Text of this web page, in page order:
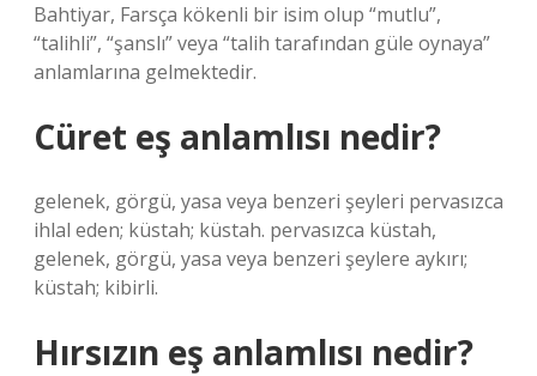
Bahtiyar, Farsça kökenli bir isim olup “mutlu”,
“talihli”, “şanslı” veya “talih tarafından güle oynaya”
anlamlarına gelmektedir.
Cüret eş anlamlısı nedir?
gelenek, görgü, yasa veya benzeri şeyleri pervasızca
ihlal eden; küstah; küstah. pervasızca küstah,
gelenek, görgü, yasa veya benzeri şeylere aykırı;
küstah; kibirli.
Hırsızın eş anlamlısı nedir?